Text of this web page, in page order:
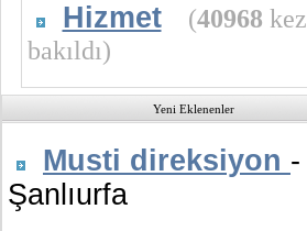
Hizmet (40968 kez
bakıldı)
Yeni Eklenenler
Musti direksiyon -
Şanlıurfa